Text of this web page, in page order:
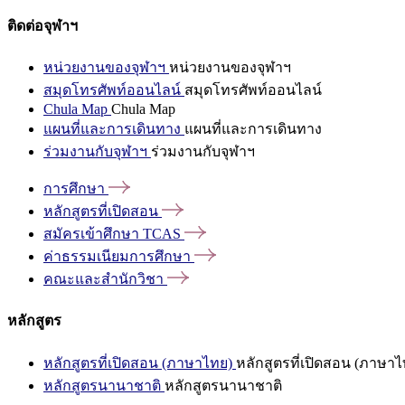
ติดต่อจุฬาฯ
หน่วยงานของจุฬาฯ หน่วยงานของจุฬาฯ
สมุดโทรศัพท์ออนไลน์ สมุดโทรศัพท์ออนไลน์
Chula Map Chula Map
แผนที่และการเดินทาง แผนที่และการเดินทาง
ร่วมงานกับจุฬาฯ ร่วมงานกับจุฬาฯ
การศึกษา
หลักสูตรที่เปิดสอน
สมัครเข้าศึกษา TCAS
ค่าธรรมเนียมการศึกษา
คณะและสำนักวิชา
หลักสูตร
หลักสูตรที่เปิดสอน (ภาษาไทย) หลักสูตรที่เปิดสอน (ภาษาไ
หลักสูตรนานาชาติ หลักสูตรนานาชาติ